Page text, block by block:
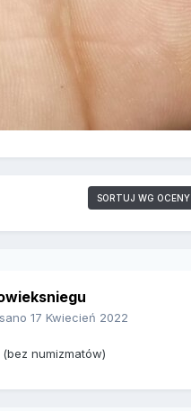
SORTUJ WG OCENY
17 Kwiecień 2022
numizmatów)